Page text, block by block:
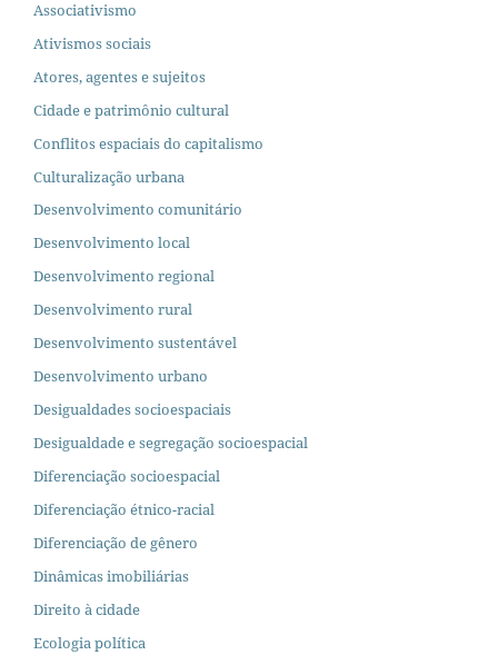
Associativismo
Ativismos sociais
Atores, agentes e sujeitos
Cidade e patrimônio cultural
Conflitos espaciais do capitalismo
Culturalização urbana
Desenvolvimento comunitário
Desenvolvimento local
Desenvolvimento regional
Desenvolvimento rural
Desenvolvimento sustentável
Desenvolvimento urbano
Desigualdades socioespaciais
Desigualdade e segregação socioespacial
Diferenciação socioespacial
Diferenciação étnico-racial
Diferenciação de gênero
Dinâmicas imobiliárias
Direito à cidade
Ecologia política